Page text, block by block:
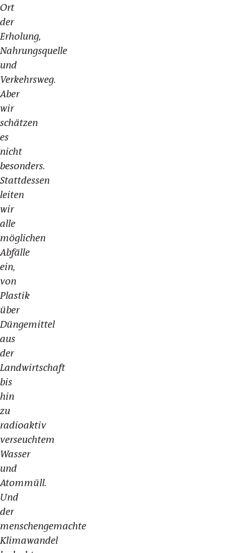
Ort
der
Erholung,
Nahrungsquelle
und
Verkehrsweg.
Aber
wir
schätzen
es
nicht
besonders.
Stattdessen
leiten
wir
alle
möglichen
Abfälle
ein,
von
Plastik
über
Düngemittel
aus
der
Landwirtschaft
bis
hin
zu
radioaktiv
verseuchtem
Wasser
und
Atommüll.
Und
der
menschengemachte
Klimawandel